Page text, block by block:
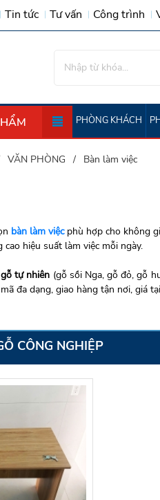
Tin tức Tư vấn Công trình
PHÒNG KHÁCH
VĂN PHÒNG Bàn làm việc
bàn làm việcphù hợp cho không
hiệu suất làm việc mỗi ngày.
gỗ tự nhiên (gỗ sồi Nga, gỗ đỏ, gỗ
đa dạng, giao hàng tận nơi, giá
CÔNG NGHIỆP